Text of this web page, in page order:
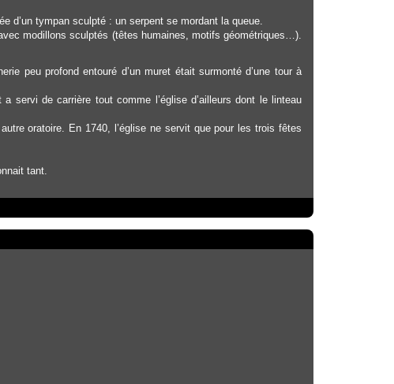
d’un tympan sculpté : un serpent se mordant la queue.
modillons sculptés (têtes humaines, motifs géométriques…).
peu profond entouré d’un muret était surmonté d’une tour à
servi de carrière tout comme l’église d’ailleurs dont le linteau
oratoire. En 1740, l’église ne servit que pour les trois fêtes
tant.